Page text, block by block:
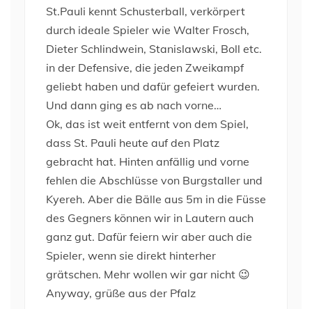
St.Pauli kennt Schusterball, verkörpert
durch ideale Spieler wie Walter Frosch,
Dieter Schlindwein, Stanislawski, Boll etc.
in der Defensive, die jeden Zweikampf
geliebt haben und dafür gefeiert wurden.
Und dann ging es ab nach vorne…
Ok, das ist weit entfernt von dem Spiel,
dass St. Pauli heute auf den Platz
gebracht hat. Hinten anfällig und vorne
fehlen die Abschlüsse von Burgstaller und
Kyereh. Aber die Bälle aus 5m in die Füsse
des Gegners können wir in Lautern auch
ganz gut. Dafür feiern wir aber auch die
Spieler, wenn sie direkt hinterher
grätschen. Mehr wollen wir gar nicht 😉
Anyway, grüße aus der Pfalz